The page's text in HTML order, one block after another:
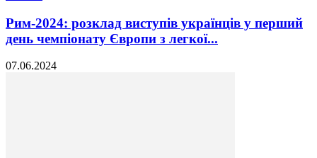
Рим-2024: розклад виступів українців у перший
день чемпіонату Європи з легкої...
07.06.2024